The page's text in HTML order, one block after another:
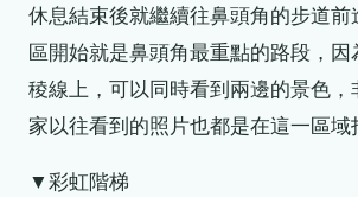
休息結束後就繼續往鼻頭角的步道前
區開始就是鼻頭角最重點的路段，
稜線上，可以同時看到兩邊的景色，
家以往看到的照片也都是在這一區域
▼彩虹階梯